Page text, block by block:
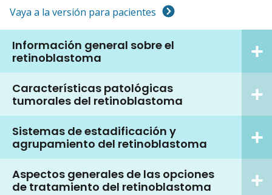
Vaya a la versión para pacientes
Información general sobre el
retinoblastoma
Características patológicas
tumorales del retinoblastoma
Sistemas de estadificación y
agrupamiento del retinoblastoma
Aspectos generales de las opciones
de tratamiento del retinoblastoma